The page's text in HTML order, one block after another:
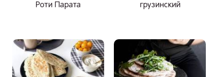
Роти Парата
грузинский